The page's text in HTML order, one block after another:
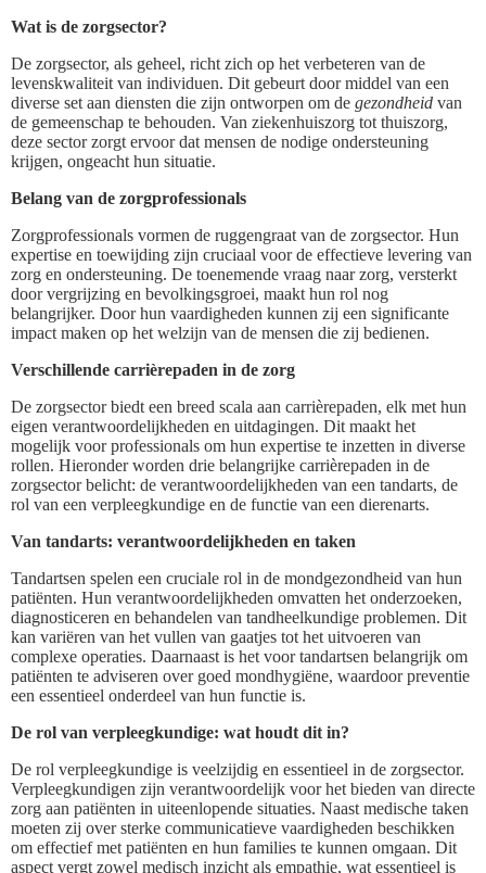
Wat is de zorgsector?
De zorgsector, als geheel, richt zich op het verbeteren van de
levenskwaliteit van individuen. Dit gebeurt door middel van een
diverse set aan diensten die zijn ontworpen om de gezondheid van
de gemeenschap te behouden. Van ziekenhuiszorg tot thuiszorg,
deze sector zorgt ervoor dat mensen de nodige ondersteuning
krijgen, ongeacht hun situatie.
Belang van de zorgprofessionals
Zorgprofessionals vormen de ruggengraat van de zorgsector. Hun
expertise en toewijding zijn cruciaal voor de effectieve levering van
zorg en ondersteuning. De toenemende vraag naar zorg, versterkt
door vergrijzing en bevolkingsgroei, maakt hun rol nog
belangrijker. Door hun vaardigheden kunnen zij een significante
impact maken op het welzijn van de mensen die zij bedienen.
Verschillende carrièrepaden in de zorg
De zorgsector biedt een breed scala aan carrièrepaden, elk met hun
eigen verantwoordelijkheden en uitdagingen. Dit maakt het
mogelijk voor professionals om hun expertise te inzetten in diverse
rollen. Hieronder worden drie belangrijke carrièrepaden in de
zorgsector belicht: de verantwoordelijkheden van een tandarts, de
rol van een verpleegkundige en de functie van een dierenarts.
Van tandarts: verantwoordelijkheden en taken
Tandartsen spelen een cruciale rol in de mondgezondheid van hun
patiënten. Hun verantwoordelijkheden omvatten het onderzoeken,
diagnosticeren en behandelen van tandheelkundige problemen. Dit
kan variëren van het vullen van gaatjes tot het uitvoeren van
complexe operaties. Daarnaast is het voor tandartsen belangrijk om
patiënten te adviseren over goed mondhygiëne, waardoor preventie
een essentieel onderdeel van hun functie is.
De rol van verpleegkundige: wat houdt dit in?
De rol verpleegkundige is veelzijdig en essentieel in de zorgsector.
Verpleegkundigen zijn verantwoordelijk voor het bieden van directe
zorg aan patiënten in uiteenlopende situaties. Naast medische taken
moeten zij over sterke communicatieve vaardigheden beschikken
om effectief met patiënten en hun families te kunnen omgaan. Dit
aspect vergt zowel medisch inzicht als empathie, wat essentieel is